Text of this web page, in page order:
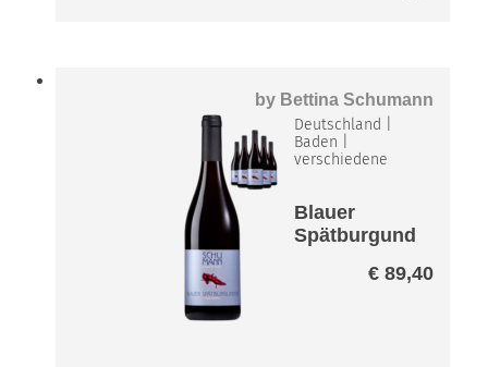
by Bettina Schumann
Deutschland
Baden
verschiedene
Blauer
Spätburgund
Achtkantig
€89,40